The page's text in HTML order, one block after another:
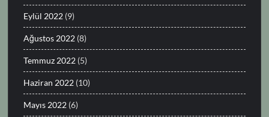
Eylül 2022 (9)
Ağustos 2022 (8)
Temmuz 2022 (5)
Haziran 2022 (10)
Mayıs 2022 (6)